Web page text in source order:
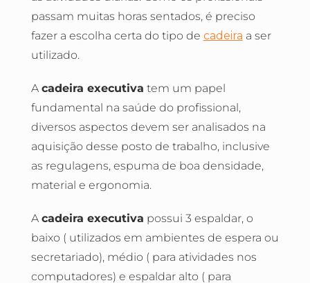
passam muitas horas sentados, é preciso
fazer a escolha certa do tipo de cadeira a ser
utilizado.
A cadeira executiva tem um papel
fundamental na saúde do profissional,
diversos aspectos devem ser analisados na
aquisição desse posto de trabalho, inclusive
as regulagens, espuma de boa densidade,
material e ergonomia.
A cadeira executiva possui 3 espaldar, o
baixo ( utilizados em ambientes de espera ou
secretariado), médio ( para atividades nos
computadores) e espaldar alto ( para